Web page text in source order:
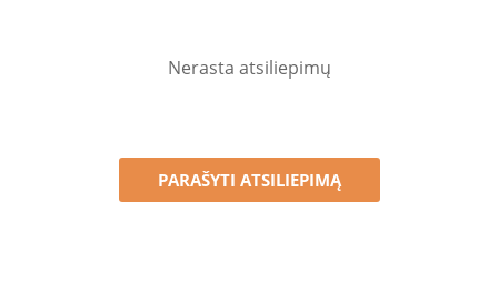
Nerasta atsiliepimų
PARAŠYTI ATSILIEPIMĄ